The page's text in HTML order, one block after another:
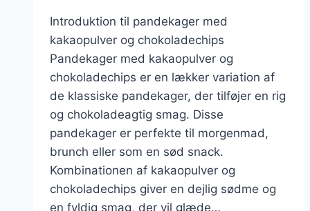
Introduktion til pandekager med
kakaopulver og chokoladechips
Pandekager med kakaopulver og
chokoladechips er en lækker variation af
de klassiske pandekager, der tilføjer en rig
og chokoladeagtig smag. Disse
pandekager er perfekte til morgenmad,
brunch eller som en sød snack.
Kombinationen af kakaopulver og
chokoladechips giver en dejlig sødme og
en fyldig smag, der vil glæde…